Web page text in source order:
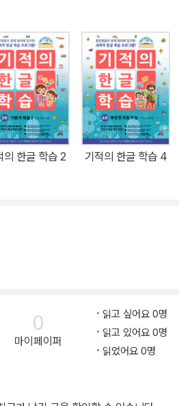
적의 한글 학습>은 통문자 중심의 기
에서 시작합니다. 영어를 좀 더 효율적
통문자 교육이 한글 교육에도 무분별하
. 통문자식 한글 교육은 우리 한글의 제
니다. “지혜로운 사람은 아침나절이 되
은 사람도 열흘 만에 배울 수 있게 된
이, 오늘날 몇 개월 아니 몇 년을 걸쳐
는 것은 모두 잘못된 한글 교육 때문
글 학습>은 자모음절식 학습을 기본
다. 각 단계를 8쪽이라는 제한된 분량에
어와 써 보는 연습에 제약이 있었기 때
다지기>는 이런 독자들의 요구를 반영
글 학습>이 한글의 기본 원리를 알려
의 한글 학습 2 기적의 한글 학습 4
0
마이페이퍼
읽고 싶어요 0명
읽고 있어요 0명
읽었어요 0명